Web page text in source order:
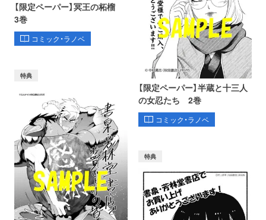
【限定ペーパー】冥王の柘榴
3巻
コミック・ラノベ
【限定ペーパー】半蔵と十三人
の女忍たち 2巻
コミック・ラノベ
特典
特典